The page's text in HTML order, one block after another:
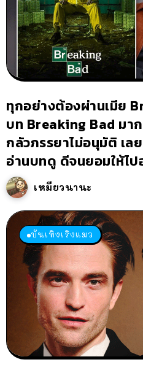
ทุกอย่างต้องผ่านเมีย
บท Breaking Bad มา
กลัวภรรยาไม่อนุมัติ เล
อ่านบทดู ดีจนยอมให้ไป
เหมียวนานะ
บันเทิงเริงแมว